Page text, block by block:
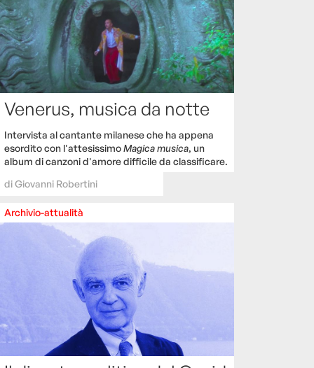
Venerus, musica da notte
Intervista al cantante milanese che ha appena
esordito con l'attesissimoMagica musica, un
album di canzoni d'amore difficile da classificare.
diGiovanni Robertini
Archivio-attualità